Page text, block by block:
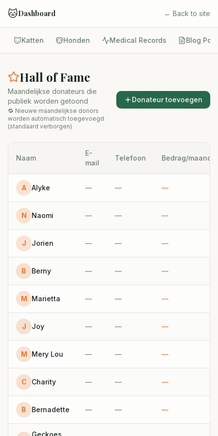
🐱Dashboard ← Back to site
Katten Honden Medical Records Blog
Hall of Fame
Maandelijkse donateurs die
publiek worden getoond
🔁 Nieuwe maandelijkse donors
worden automatisch toegevoegd
(standaard verborgen)
Donateur toevoegen
Naam
E-
mail
Telefoon Bedrag/maand
A Alyke — — —
N Naomi — — —
J Jorien — — —
B Berny — — —
M Marietta — — —
J Joy — — —
M Mery Lou — — —
C Charity — — —
B Bernadette — — —
Geckoes